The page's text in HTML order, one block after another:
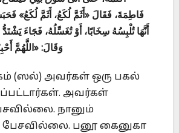
فَاطِمَةَ، فَقَالَ «أَثَمَّ لُكَعُ، أَثَمَّ لُكَعُ»
أَنَّهَا تُلْبِسُهُ سِخَابًا، أَوْ تُغَسِّلُهُ، فَجَاءَ
وَقَالَ: «اللَّهُمَّ
(ஸல்) அவர்கள் ஒரு பகல்
அவர்கள்
நானும்
பனூ கைனுகா